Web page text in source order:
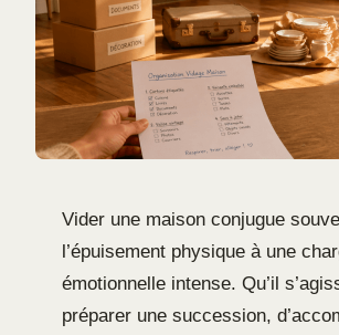
Vider une maison conjugue
l’épuisement physique à une
émotionnelle intense. Qu’il
préparer une succession,